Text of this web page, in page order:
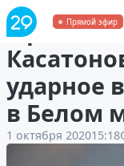
Прямой эфир
Фрегат
ударное
в Белом
1 октября 202015:18